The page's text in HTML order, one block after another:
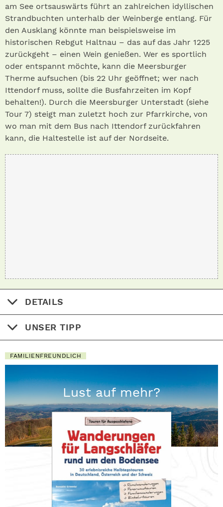
am See ortsauswärts führt an zahlreichen idyllischen
Strandbuchten unterhalb der Weinberge entlang. Für
den Ausklang könnte man beispielsweise im
historischen Rebgut Haltnau – das auf das Jahr 1225
zurückgeht – einen Wein genießen. Wer es sportlich
oder entspannt möchte, kann die Meersburger
Therme aufsuchen (bis 22 Uhr geöffnet; wer nach
Ittendorf muss, sollte die Busfahrzeiten im Kopf
behalten!). Durch die Meersburger Unterstadt (siehe
Tour 7) steigt man zuletzt hoch zur Pfarrkirche, von
wo man mit dem Bus nach Ittendorf zurückfahren
kann, die Haltestelle ist auf der Nordseite.
DETAILS
UNSER TIPP
FAMILIENFREUNDLICH
Lust auf mehr?